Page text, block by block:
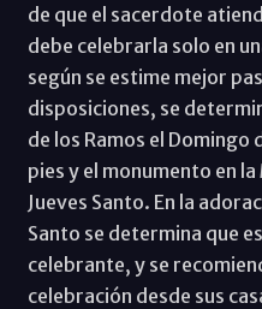
de que el sacerdote
debe celebrarla solo en
según se estime mejor
disposiciones, se
de los Ramos el Domingo
pies y el monumento en la
Jueves Santo. En la
Santo se determina que
celebrante, y se
celebración desde sus